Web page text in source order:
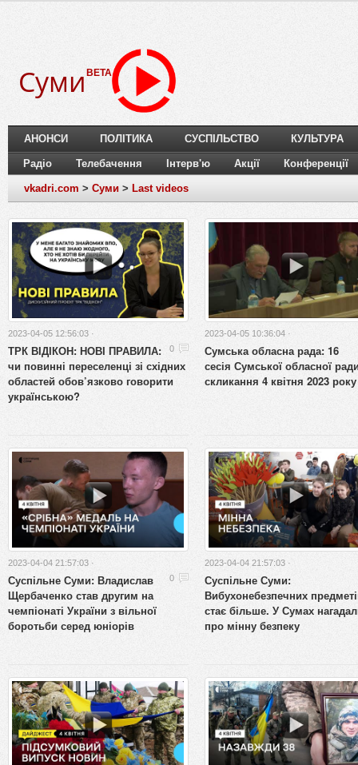
Суми BETA
АНОНСИ ПОЛІТИКА СУСПІЛЬСТВО КУЛЬТУРА
Радіо Телебачення Інтерв'ю Акції Конференції
vkadri.com > Суми > Last videos
2023-04-05 12:56:03 ·
0
ТРК ВІДІКОН: НОВІ ПРАВИЛА:
чи повинні переселенці зі східних
областей обов’язково говорити
українською?
2023-04-05 10:36:04 ·
Сумська обласна рада: 16
сесія Сумської обласної
скликання 4 квітня 2023 року
2023-04-04 21:57:03 ·
0
Суспільне Суми: Владислав
Щербаченко став другим на
чемпіонаті України з вільної
боротьби серед юніорів
2023-04-04 21:57:03 ·
Суспільне Суми:
Вибухонебезпечних
стає більше. У Сумах
про мінну безпеку